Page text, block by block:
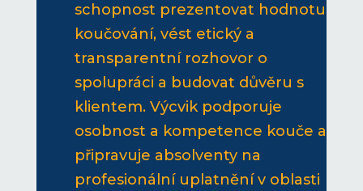
schopnost prezentovat hodnotu
koučování, vést etický a
transparentní rozhovor o
spolupráci a budovat důvěru s
klientem. Výcvik podporuje
osobnost a kompetence kouče a
připravuje absolventy na
profesionální uplatnění v oblasti